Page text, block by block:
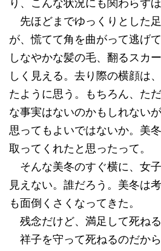
り、こんな状況にも関わらず
先ほどまでゆっくりとした
が、慌てて角を曲がって逃げ
しなやかな髪の毛、翻るスカ
しく見える。去り際の横顔は
たように思う。もちろん、た
な事実はないのかもしれない
思ってもよいではないか。美
取ってくれたと思ったって。
そんな美冬のすぐ横に、女
見えない。誰だろう。美冬は
も面倒くさくなってきた。
残念だけど、満足して死ねる
祥子を守って死ねるのだから